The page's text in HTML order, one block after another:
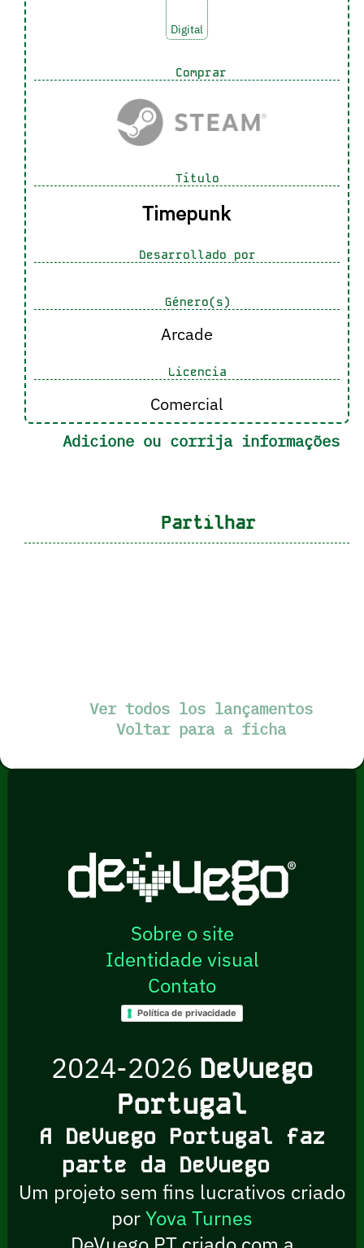
Digital
Comprar
Título
Timepunk
Desarrollado por
Género(s)
Arcade
Licencia
Comercial
Adicione ou corrija informações
Partilhar
Ver todos los lançamentos
Voltar para a ficha
Sobre o site
Identidade visual
Contato
Política de privacidade
2024-2026 DeVuego
Portugal
A DeVuego Portugal faz
parte da DeVuego
Um projeto sem fins lucrativos criado
porYova Turnes